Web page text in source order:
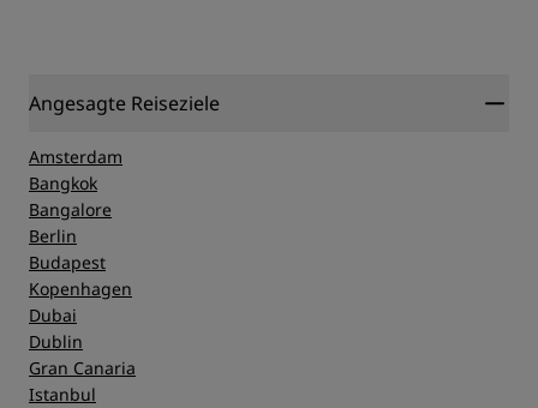
Angesagte Reiseziele
Amsterdam
Bangkok
Bangalore
Berlin
Budapest
Kopenhagen
Dubai
Dublin
Gran Canaria
Istanbul